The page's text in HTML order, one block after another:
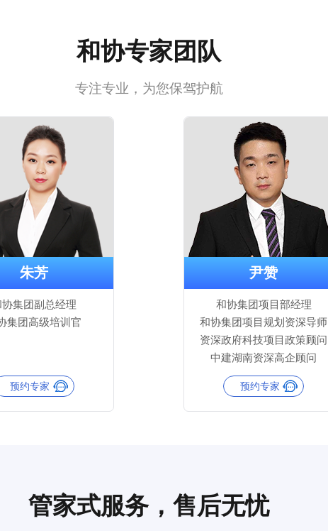
和协专家团队
专注专业，为您保驾护航
朱芳
协集团副总经理
集团高级培训官
预约专家
尹赞
和协集团项目部经理
和协集团项目规划资深导师
资深政府科技项目政策顾问
中建湖南资深高企顾问
预约专家
管家式服务，售后无忧